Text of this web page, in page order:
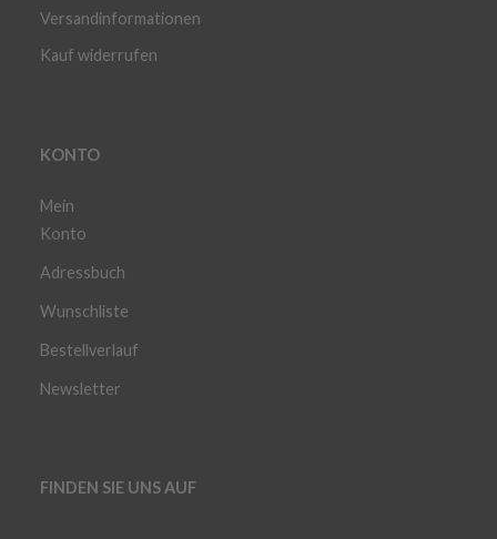
Versandinformationen
Kauf widerrufen
KONTO
Mein
Konto
Adressbuch
Wunschliste
Bestellverlauf
Newsletter
FINDEN SIE UNS AUF